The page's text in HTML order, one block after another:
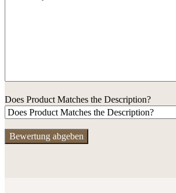
Does Product Matches the Description?